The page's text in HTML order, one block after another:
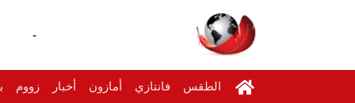
-
الطقس فانتازي أمازون أخبار زووم